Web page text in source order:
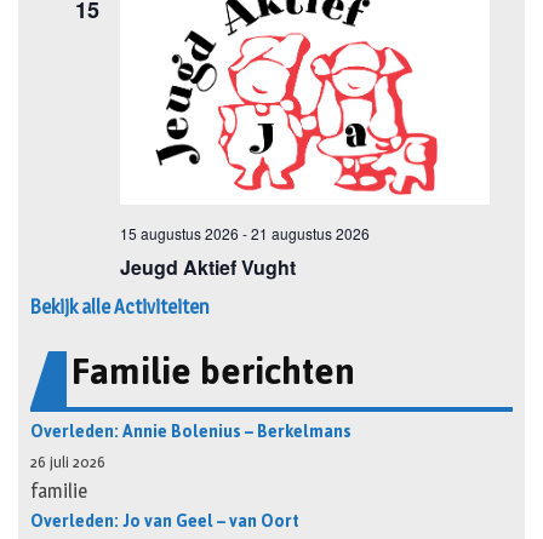
Bekijk alle Activiteiten
Familie berichten
Overleden: Annie Bolenius – Berkelmans
26 juli 2026
familie
Overleden: Jo van Geel – van Oort